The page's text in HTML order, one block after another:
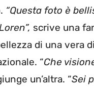
“Questa foto è
scrive una
di una vera
“Che
un’altra. “Sei